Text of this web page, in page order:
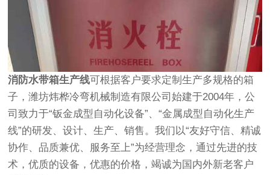
消防水带箱生产线可根据客户要求定制生产多规格的箱
子，潍坊炜桦冷弯机械制造有限公司始建于2004年，公
司致力于“钣金成型自动化设备”、“金属成型自动化生产
线”的研发、设计、生产、销售。我们以“友好守信、精诚
协作、品质兼优、服务至上”为经营理念，通过先进的技
术，优质的设备，优惠的价格，竭诚为国内外新老客户